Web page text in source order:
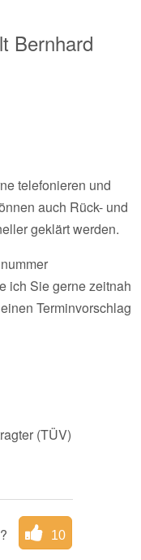
Bernhard
telefonieren und
auch Rück- und
geklärt werden.
ich Sie gerne zeitnah
Terminvorschlag
(TÜV)
10